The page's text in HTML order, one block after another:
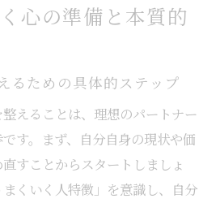
心の準備と本質的
るための具体的ステップ
えることは、理想のパートナー
す。まず、自分自身の現状や価
すことからスタートしましょ
くいく人特徴」を意識し、自分